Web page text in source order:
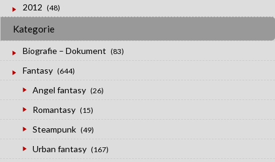
2012 (48)
Kategorie
Biografie – Dokument (83)
Fantasy (644)
Angel fantasy (26)
Romantasy (15)
Steampunk (49)
Urban fantasy (167)